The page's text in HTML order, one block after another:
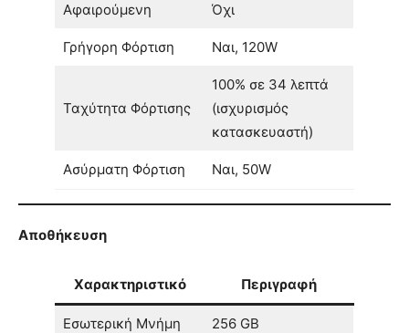
Αφαιρούμενη Όχι
Γρήγορη Φόρτιση Ναι, 120W
Ταχύτητα Φόρτισης
100% σε 34 λεπτά
(ισχυρισμός
κατασκευαστή)
Ασύρματη Φόρτιση Ναι, 50W
Αποθήκευση
Χαρακτηριστικό Περιγραφή
Εσωτερική Μνήμη 256 GB